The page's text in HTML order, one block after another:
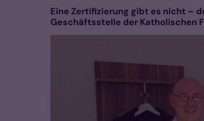
Eine Zertifizierung gibt es nicht –
Geschäftsstelle der Katholischen